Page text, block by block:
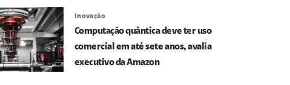
Inovação
Computação quântica deve ter uso
comercial em até sete anos, avalia
executivo da Amazon